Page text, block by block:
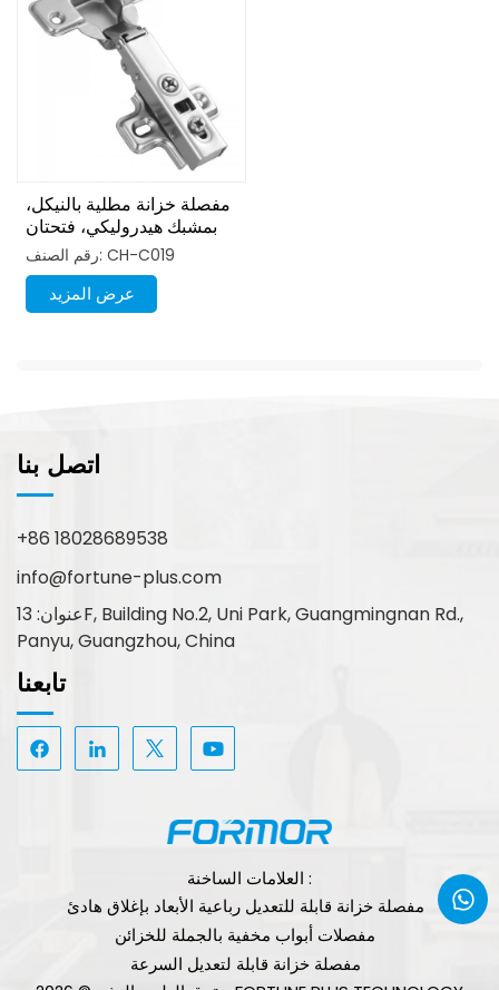
مفصلة خزانة مطلية بالنيكل،
بمشبك هيدروليكي، فتحتان
رقم الصنف: CH-C019
عرض المزيد
اتصل بنا
+86 18028689538
info@fortune-plus.com
عنوان: 13F, Building No.2, Uni Park, Guangmingnan Rd.,
Panyu, Guangzhou, China
تابعنا
العلامات الساخنة :
مفصلة خزانة قابلة للتعديل رباعية الأبعاد بإغلاق هادئ
مفصلات أبواب مخفية بالجملة للخزائن
مفصلة خزانة قابلة لتعديل السرعة